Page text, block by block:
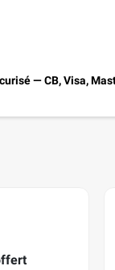
— CB, Visa,